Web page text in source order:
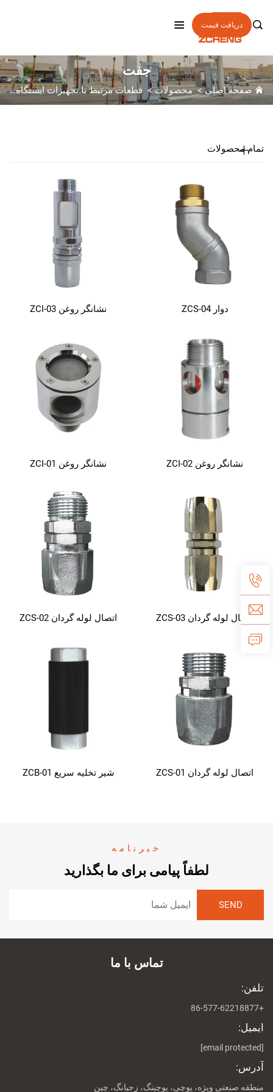
 دریافت قیمت
جفت
صفحه اصلی>محصولات> قطعات مرتبط با تجهیزات ایستگاه سوخت
تمام محصولات
دوار ZCS-04 نشانگر روغن ZCI-03
نشانگر روغن ZCI-02 نشانگر روغن ZCI-01
اتصال لوله گردان ZCS-03 اتصال لوله گردان ZCS-02
اتصال لوله گردان ZCS-01 شیر تخلیه سریع ZCB-01
خبرنامه
لطفاً پیامی برای ما بگذارید
تماس با ما
تلفن:
+86-577-62218877
ایمیل:
[email protected]
آدرس:
منطقه صنعتی ویژه، پوچی، یوچینگ، زجیانگ، چین